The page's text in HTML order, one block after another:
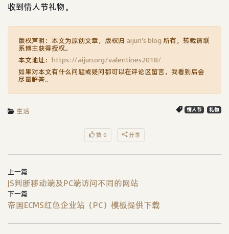
收到情人节礼物。
版权声明：本文为原创文章，版权归 aijun's blog 所有，转载请联
系博主获得授权。
本文地址： https://aijun.org/valentines2018/
如果对本文有什么问题或疑问都可以在评论区留言，我看到后会
尽量解答。
生活 情人节 礼物
赞 0 分享
上一篇
JS判断移动端及PC端访问不同的网站
下一篇
帝国ECMS红色企业站（PC）模板提供下载